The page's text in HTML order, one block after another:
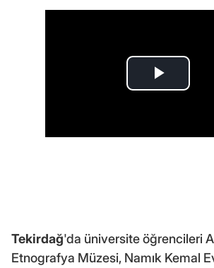
Tekirdağ'da üniversite öğrencileri
Etnografya Müzesi, Namık Kemal